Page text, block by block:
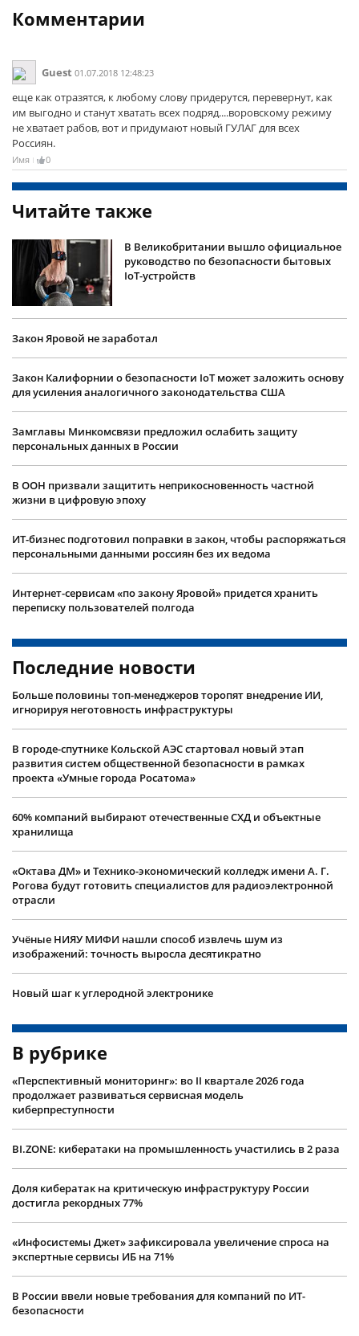
Комментарии
Guest 01.07.2018 12:48:23
еще как отразятся, к любому слову придерутся, перевернут, как
им выгодно и станут хватать всех подряд....воровскому режиму
не хватает рабов, вот и придумают новый ГУЛАГ для всех
Россиян.
Имя 0
Читайте также
В Великобритании вышло официальное
руководство по безопасности бытовых
IoT-устройств
Закон Яровой не заработал
Закон Калифорнии о безопасности IoT может заложить основу
для усиления аналогичного законодательства США
Замглавы Минкомсвязи предложил ослабить защиту
персональных данных в России
В ООН призвали защитить неприкосновенность частной
жизни в цифровую эпоху
ИТ-бизнес подготовил поправки в закон, чтобы распоряжаться
персональными данными россиян без их ведома
Интернет-сервисам «по закону Яровой» придется хранить
переписку пользователей полгода
Последние новости
Больше половины топ-менеджеров торопят внедрение ИИ,
игнорируя неготовность инфраструктуры
В городе-спутнике Кольской АЭС стартовал новый этап
развития систем общественной безопасности в рамках
проекта «Умные города Росатома»
60% компаний выбирают отечественные СХД и объектные
хранилища
«Октава ДМ» и Технико-экономический колледж имени А. Г.
Рогова будут готовить специалистов для радиоэлектронной
отрасли
Учëные НИЯУ МИФИ нашли способ извлечь шум из
изображений: точность выросла десятикратно
Новый шаг к углеродной электронике
В рубрике
«Перспективный мониторинг»: во II квартале 2026 года
продолжает развиваться сервисная модель
киберпреступности
BI.ZONE: кибератаки на промышленность участились в 2 раза
Доля кибератак на критическую инфраструктуру России
достигла рекордных 77%
«Инфосистемы Джет» зафиксировала увеличение спроса на
экспертные сервисы ИБ на 71%
В России ввели новые требования для компаний по ИТ-
безопасности